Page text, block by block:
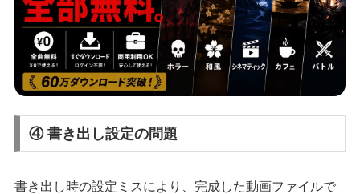
④ 書き出し設定の問題
書き出し時の設定ミスにより、完成した動画ファイルで